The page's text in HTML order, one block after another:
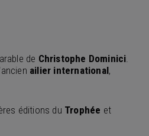
de Christophe Dominici.
ailier international,
éditions du Trophée et